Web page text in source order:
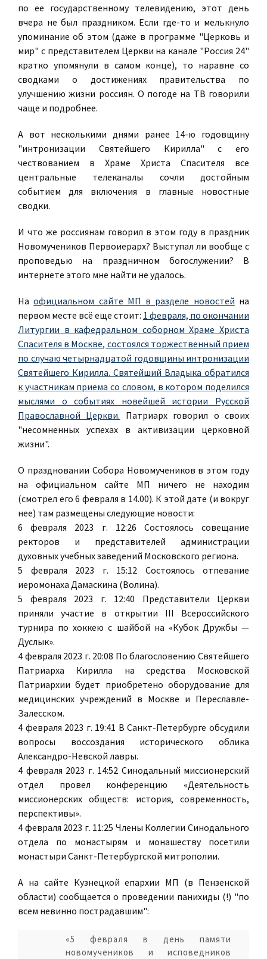
по ее государственному телевидению, этот день
вчера не был праздником. Если где-то и мелькнуло
упоминание об этом (даже в программе "Церковь и
мир" с представителем Церкви на канале "Россия 24"
кратко упомянули в самом конце), то наравне со
сводками о достижениях правительства по
улучшению жизни россиян. О погоде на ТВ говорили
чаще и подробнее.
А вот несколькими днями ранее 14-ю годовщину
"интронизации Святейшего Кирилла" с его
чествованием в Храме Христа Спасителя все
центральные телеканалы сочли достойным
событием для включения в главные новостные
сводки.
И что же россиянам говорил в этом году в праздник
Новомучеников Первоиерарх? Выступал ли вообще с
проповедью на праздничном богослужении? В
интернете этого мне найти не удалось.
Наофициальном сайте МП в разделе новостей на
первом месте всё еще стоит: 1 февраля, по окончании
Литургии в кафедральном соборном Храме Христа
Спасителя в Москве, состоялся торжественный прием
по случаю четырнадцатой годовщины интронизации
Святейшего Кирилла. Святейший Владыка обратился
к участникам приема со словом, в котором поделился
мыслями о событиях новейшей истории Русской
Православной Церкви. Патриарх говорил о своих
"несомненных успехах в активизации церковной
жизни".
О праздновании Собора Новомучеников в этом году
на официальном сайте МП ничего не находим
(смотрел его 6 февраля в 14.00). К этой дате (и вокруг
нее) там размещены следующие новости:
6 февраля 2023 г. 12:26 Состоялось совещание
ректоров и представителей администрации
духовных учебных заведений Московского региона.
5 февраля 2023 г. 15:12 Состоялось отпевание
иеромонаха Дамаскина (Волина).
5 февраля 2023 г. 12:40 Представители Церкви
приняли участие в открытии III Всероссийского
турнира по хоккею с шайбой на «Кубок Дружбы —
Дуслык».
4 февраля 2023 г. 20:08 По благословению Святейшего
Патриарха Кирилла на средства Московской
Патриархии будет приобретено оборудование для
медицинских учреждений в Москве и Переславле-
Залесском.
4 февраля 2023 г. 19:41 В Санкт-Петербурге обсудили
вопросы воссоздания исторического облика
Александро-Невской лавры.
4 февраля 2023 г. 14:52 Синодальный миссионерский
отдел провел конференцию «Деятельность
миссионерских обществ: история, современность,
перспективы».
4 февраля 2023 г. 11:25 Члены Коллегии Синодального
отдела по монастырям и монашеству посетили
монастыри Санкт-Петербургской митрополии.
А на сайте Кузнецкой епархии МП (в Пензенской
области) сообщается о проведении панихиды (!) "по
всем невинно пострадавшим":
«5 февраля в день памяти
новомучеников и исповедников